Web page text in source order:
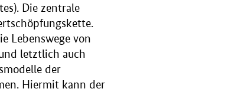
Die zentrale
Lebenswege von
letztlich auch
der
Hiermit kann der